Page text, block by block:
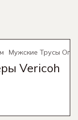
Мужские Трусы
Vericoh